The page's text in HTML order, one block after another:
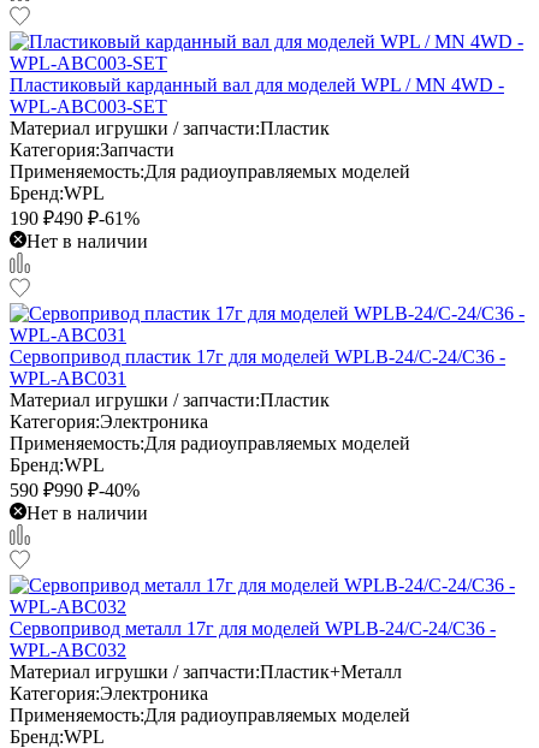
Пластиковый карданный вал для моделей WPL / MN 4WD -
WPL-ABC003-SET
Материал игрушки / запчасти:Пластик
Категория:Запчасти
Применяемость:Для радиоуправляемых моделей
Бренд:WPL
190 ₽490 ₽-61%
Нет в наличии
Сервопривод пластик 17г для моделей WPLB-24/C-24/C36 -
WPL-ABC031
Материал игрушки / запчасти:Пластик
Категория:Электроника
Применяемость:Для радиоуправляемых моделей
Бренд:WPL
590 ₽990 ₽-40%
Нет в наличии
Сервопривод металл 17г для моделей WPLB-24/C-24/C36 -
WPL-ABC032
Материал игрушки / запчасти:Пластик+Металл
Категория:Электроника
Применяемость:Для радиоуправляемых моделей
Бренд:WPL